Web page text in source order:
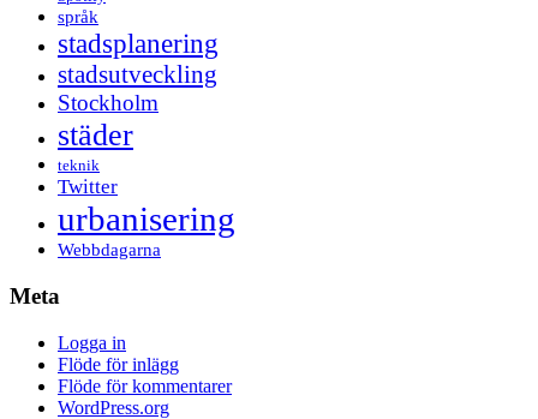
språk
stadsplanering
stadsutveckling
Stockholm
städer
teknik
Twitter
urbanisering
Webbdagarna
Meta
Logga in
Flöde för inlägg
Flöde för kommentarer
WordPress.org